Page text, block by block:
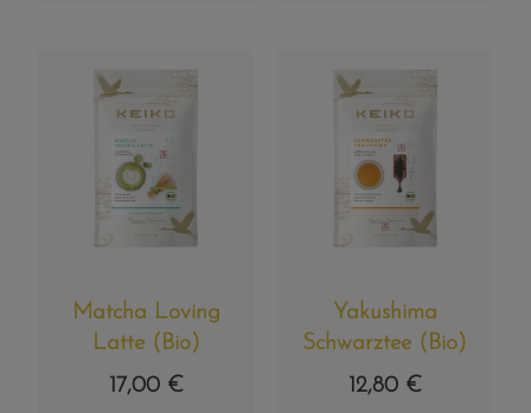
Matcha Loving
Latte (Bio)
17,00 €
Yakushima
Schwarztee (Bio)
12,80 €